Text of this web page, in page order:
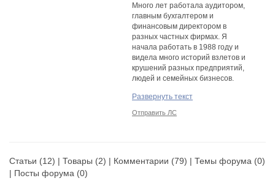
Много лет работала аудитором,
главным бухгалтером и
финансовым директором в
разных частных фирмах. Я
начала работать в 1988 году и
видела много историй взлетов и
крушений разных предприятий,
людей и семейных бизнесов.
много всего произошло за эти
более, чем четверть века. Я
назад, я хорошо понимаю, где
Развернуть текст
Отправить ЛС
Статьи (12) | Товары (2) | Комментарии (79) | Темы форума (0)
| Посты форума (0)